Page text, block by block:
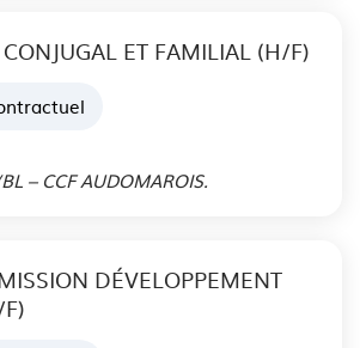
ET FAMILIAL (H/F)
– CCF AUDOMAROIS.
DÉVELOPPEMENT